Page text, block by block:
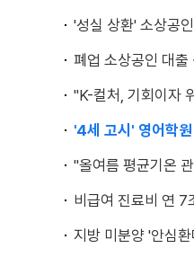
'성실 상환' 소상공
폐업 소상공인 대출
"K-컬처, 기회이자
'4세 고시' 영어학
"올여름 평균기온
비급여 진료비 연 7
지방 미분양 '안심환